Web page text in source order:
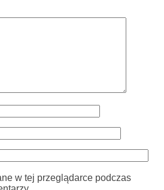
w tej przeglądarce podczas